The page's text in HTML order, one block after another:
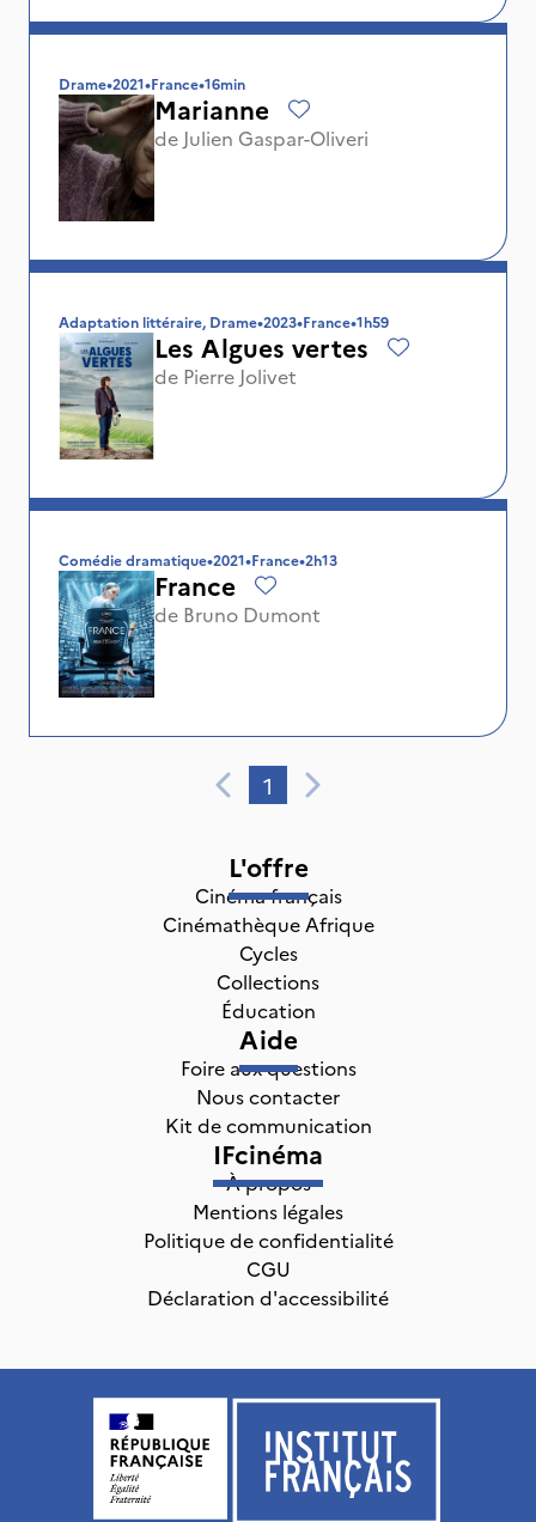
Drame•2021•France•16min
Marianne
de Julien Gaspar-Oliveri
Adaptation littéraire, Drame•2023•France•1h59
Les Algues vertes
de Pierre Jolivet
Comédie dramatique•2021•France•2h13
France
de Bruno Dumont
1
L'offre
Cinéma français
Cinémathèque Afrique
Cycles
Collections
Éducation
Aide
Foire aux questions
Nous contacter
Kit de communication
IFcinéma
À propos
Mentions légales
Politique de confidentialité
CGU
Déclaration d'accessibilité